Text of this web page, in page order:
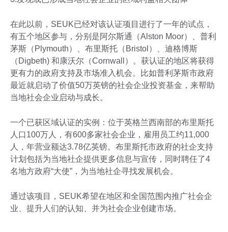
在此以前，SEUK已经对该认证项目进行了一年的试点，
有五个地区参与，分别是阿尔斯通（Alston Moor）、普利
茅斯（Plymouth）、布里斯托（Bristol）、迪格博斯
（Digbeth) 和康沃尔（Cornwall）。获认证的地区将获得
更有力的政府支持及市场准入机会。比如普利茅斯市政府
最近就启动了价值50万英镑的社会企业投资基金，来帮助
当地社会企业启动与成长。
一个已获区域认证的实例：位于英格兰西南部的布里斯托
人口100万人，有600多家社会企业，雇用员工约11,000
人，年营业额达3.78亿英镑。布里斯托市政府的社企支持
计划包括为当地社企提供更多信息与宣传，同时聘任了4
名地方政府“大使”，为当地社企寻找发展机会。
通过该项目，SEUK希望在地区和全国范围内推广社会企
业、提升人们的认知、并为社会企业创建市场。